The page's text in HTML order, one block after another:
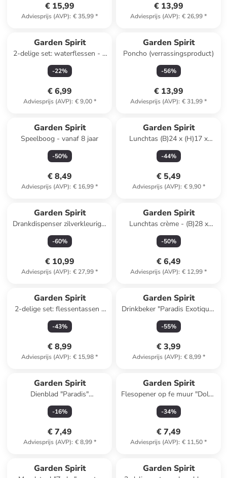
€ 15,99
Adviesprijs (AVP): € 35,99*
€ 13,99
Adviesprijs (AVP): € 26,99*
Garden Spirit
2-delige set: waterflessen - 1
l (verrassingsproduct)
-22%
€ 6,99
Adviesprijs (AVP): € 9,00*
Garden Spirit
Poncho (verrassingsproduct)
-56%
€ 13,99
Adviesprijs (AVP): € 31,99*
Garden Spirit
Speelboog - vanaf 8 jaar
-50%
€ 8,49
Adviesprijs (AVP): € 16,99*
Garden Spirit
Lunchtas (B)24 x (H)17 x
(D)15 cm (verrassingsproduct)
-44%
€ 5,49
Adviesprijs (AVP): € 9,90*
Garden Spirit
Drankdispenser zilverkleurig -
5 l
-60%
€ 10,99
Adviesprijs (AVP): € 27,99*
Garden Spirit
Lunchtas crème - (B)28 x
(H)34 x (D)14 cm
-50%
€ 6,49
Adviesprijs (AVP): € 12,99*
Garden Spirit
2-delige set: flessentassen -
(H)61,5 cm
(verrassingsproduct)
-43%
€ 8,99
Adviesprijs (AVP): € 15,98*
Garden Spirit
Drinkbeker "Paradis Exotique''
meerkleurig - 450 ml
-55%
€ 3,99
Adviesprijs (AVP): € 8,99*
Garden Spirit
Dienblad "Paradis"
meerkleurig - (B)41 x (H)32
cm
-16%
€ 7,49
Adviesprijs (AVP): € 8,99*
Garden Spirit
Flesopener op fe muur "Dolve
Vita" geel - (B)17 x (H)26,5 cm
-34%
€ 7,49
Adviesprijs (AVP): € 11,50*
Garden Spirit Garden Spirit